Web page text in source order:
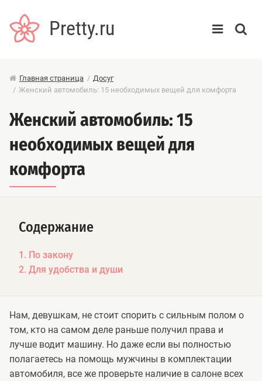
Pretty.ru
Главная страница / Досуг
/ Женский автомобиль: 15 необходимых вещей для комфорта
Женский автомобиль: 15
необходимых вещей для
комфорта
Содержание
1. По закону
2. Для удобства и души
Нам, девушкам, не стоит спорить с сильным полом о
том, кто на самом деле раньше получил права и
лучше водит машину. Но даже если вы полностью
полагаетесь на помощь мужчины в комплектации
автомобиля, все же проверьте наличие в салоне всех